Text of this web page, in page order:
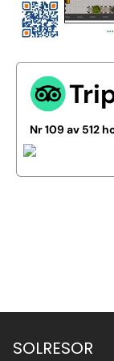
Nr 109 av 512
SOLRESOR